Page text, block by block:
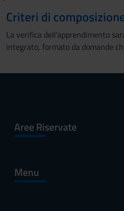
Criteri di
La verifica dell'apprendimento
integrato, formato da domande
Aree Riservate
Menu